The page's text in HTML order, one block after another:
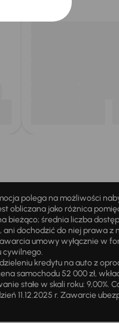
polega na możliwości
obliczana jako różnica
bieżąco; średnia liczba
dochodzić do niej prawa z
umowy wyłącznie w
cywilnego.
kredytu na auto z
samochodu 52 000 zł,
stałe w skali roku: 9,00%.
11.12.2025 r. Zawarcie